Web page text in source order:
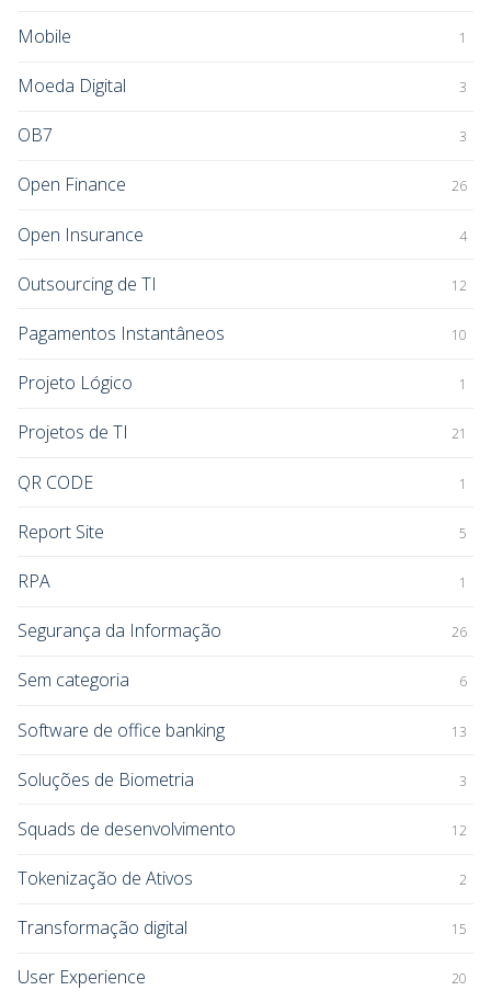
Mobile 1
Moeda Digital 3
OB7 3
Open Finance 26
Open Insurance 4
Outsourcing de TI 12
Pagamentos Instantâneos 10
Projeto Lógico 1
Projetos de TI 21
QR CODE 1
Report Site 5
RPA 1
Segurança da Informação 26
Sem categoria 6
Software de office banking 13
Soluções de Biometria 3
Squads de desenvolvimento 12
Tokenização de Ativos 2
Transformação digital 15
User Experience 20